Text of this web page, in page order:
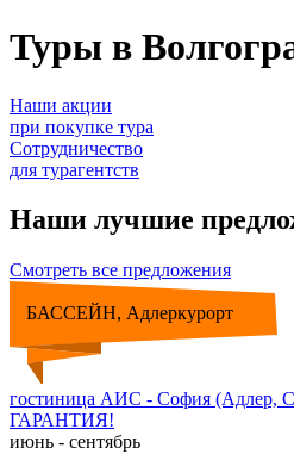
Туры в
Наши акции
при покупке тура
Сотрудничество
для турагентств
Наши лучшие
Смотреть все предложения
БАССЕЙН, Адлеркурорт
гостиница АИС - София
ГАРАНТИЯ!
июнь - сентябрь